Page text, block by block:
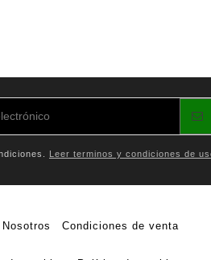
Leer terminos y condiciones de
Condiciones de venta